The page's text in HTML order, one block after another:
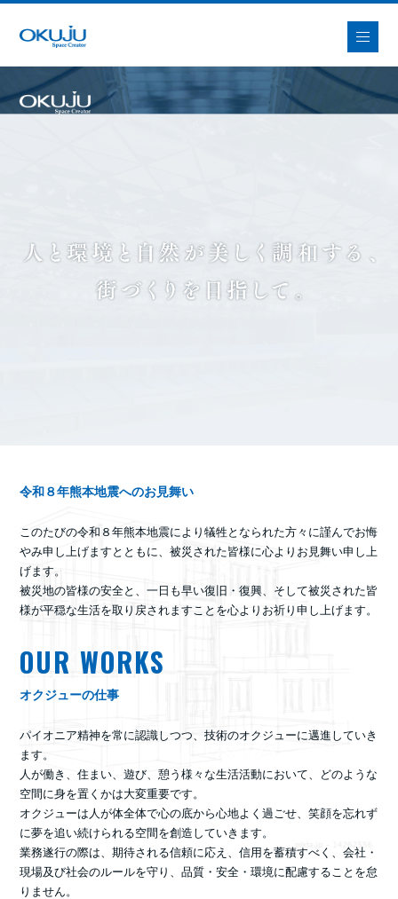
令和８年熊本地震へのお見舞い
このたびの令和８年熊本地震により犠牲となられた方々に謹んでお悔
やみ申し上げますとともに、被災された皆様に心よりお見舞い申し上
げます。
被災地の皆様の安全と、一日も早い復旧・復興、そして被災された皆
様が平穏な生活を取り戻されますことを心よりお祈り申し上げます。
OUR WORKS
オクジューの仕事
パイオニア精神を常に認識しつつ、技術のオクジューに邁進していき
ます。
人が働き、住まい、遊び、憩う様々な生活活動において、どのような
空間に身を置くかは大変重要です。
オクジューは人が体全体で心の底から心地よく過ごせ、笑顔を忘れず
に夢を追い続けられる空間を創造していきます。
業務遂行の際は、期待される信頼に応え、信用を蓄積すべく、会社・
現場及び社会のルールを守り、品質・安全・環境に配慮することを怠
りません。